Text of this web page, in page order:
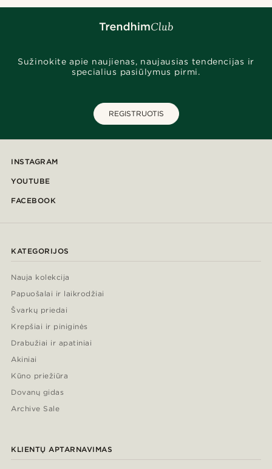
Sužinokite apie naujienas, naujausias tendencijas ir
specialius pasiūlymus pirmi.
REGISTRUOTIS
INSTAGRAM
YOUTUBE
FACEBOOK
KATEGORIJOS
Nauja kolekcija
Papuošalai ir laikrodžiai
Švarkų priedai
Krepšiai ir piniginės
Drabužiai ir apatiniai
Akiniai
Kūno priežiūra
Dovanų gidas
Archive Sale
KLIENTŲ APTARNAVIMAS